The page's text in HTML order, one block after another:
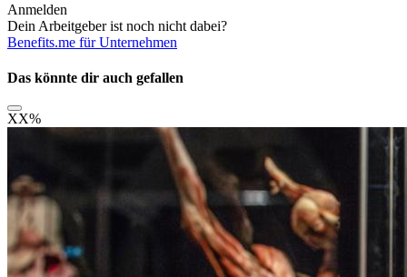
Anmelden
Dein Arbeitgeber ist noch nicht dabei?
Benefits.me für Unternehmen
Das könnte dir auch gefallen
XX%